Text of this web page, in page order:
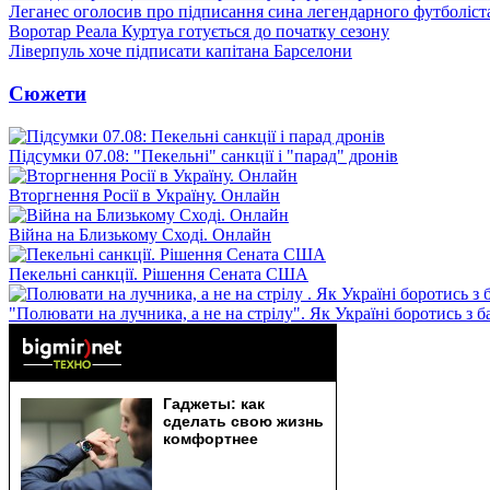
Леганес оголосив про підписання сина легендарного
Воротар Реала Куртуа готується до початку сезону
Ліверпуль хоче підписати капітана Барселони
Сюжети
Підсумки 07.08: "Пекельні" санкції і "парад" дронів
Вторгнення Росії в Україну. Онлайн
Війна на Близькому Сході. Онлайн
Пекельні санкції. Рішення Сената США
"Полювати на лучника, а не на стрілу". Як Україні боротись з